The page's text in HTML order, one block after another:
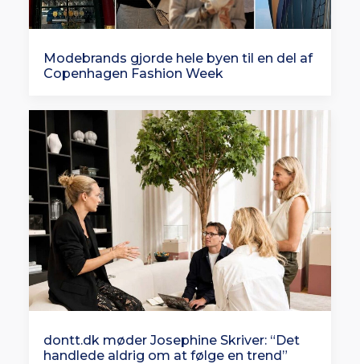
Modebrands gjorde hele byen til en del af
Copenhagen Fashion Week
dontt.dk møder Josephine Skriver: “Det
handlede aldrig om at følge en trend”